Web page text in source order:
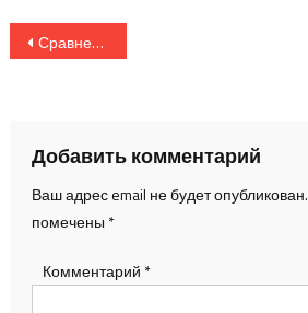
Навигация
Сравнение онлайн-редакторов фото: что лучше выбрать в 2025 году
Добавить комментарий
Ваш адрес email не будет опубликован.
помечены *
Комментарий *